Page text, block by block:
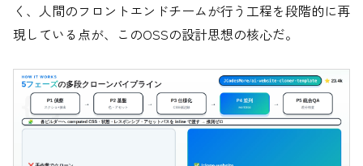
く、人間のフロントエンドチームが行う工程を段階的に再
現している点が、このOSSの設計思想の核心だ。